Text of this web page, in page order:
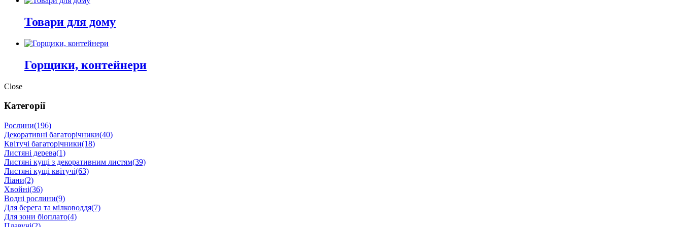
Товари для дому
Горщики, контейнери
Close
Категорії
Рослини(196)
Декоративні багаторічники(40)
Квітучі багаторічники(18)
Листяні дерева(1)
Листяні кущі з декоративним листям(39)
Листяні кущі квітучі(63)
Ліани(2)
Хвойні(36)
Водні рослини(9)
Для берега та мілководдя(7)
Для зони біоплато(4)